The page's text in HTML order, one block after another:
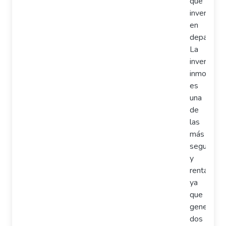
invertir
en
La
inversión
es
una
de
las
más
seguras
y
rentables,
ya
que
genera
dos